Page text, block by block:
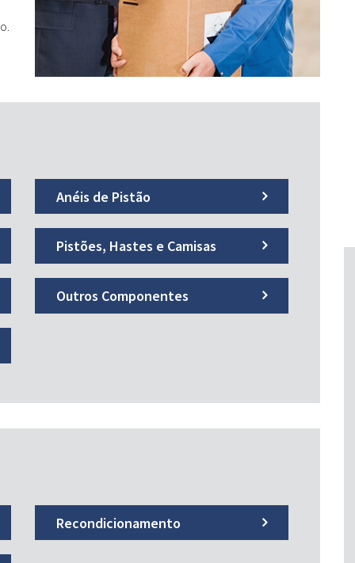
Anéis de Pistão
Pistões, Hastes e Camisas
Outros Componentes
Recondicionamento